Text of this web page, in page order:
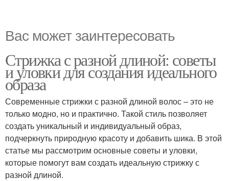
Вас может заинтересовать
Стрижка с разной длиной: советы
и уловки для создания идеального
образа
Современные стрижки с разной длиной волос – это не
только модно, но и практично. Такой стиль позволяет
создать уникальный и индивидуальный образ,
подчеркнуть природную красоту и добавить шика. В этой
статье мы рассмотрим основные советы и уловки,
которые помогут вам создать идеальную стрижку с
разной длиной.